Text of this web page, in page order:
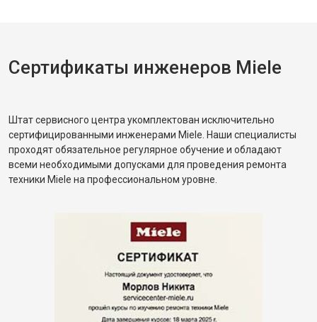
Сертификаты инженеров Miele
Штат сервисного центра укомплектован исключительно
сертифицированными инженерами Miele. Наши специалисты
проходят обязательное регулярное обучение и обладают
всеми необходимыми допусками для проведения ремонта
техники Miele на профессиональном уровне.